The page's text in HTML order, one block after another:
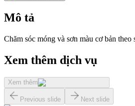
Mô tả
Chăm sóc móng và sơn màu cơ bản theo
Xem thêm dịch vụ
Xem thêm
Previous slide Next slide